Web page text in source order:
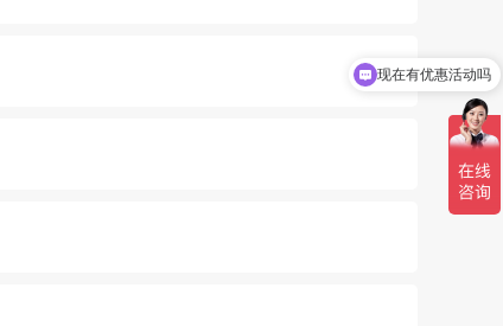
现在有优惠活动吗